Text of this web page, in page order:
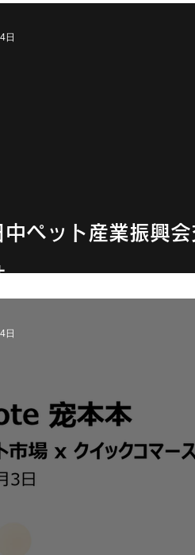
中ペット産業振興会
日
日